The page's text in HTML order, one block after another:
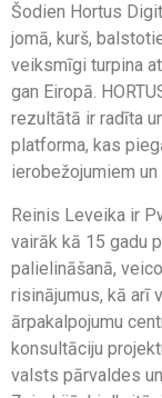
Šodien Hortus
jomā, kurš,
veiksmīgi turpina
gan Eiropā.
rezultātā ir radīta
platforma, kas
ierobežojumiem
Reinis Leveika ir
vairāk kā 15 gadu
palielināšanā,
risinājumus, kā arī
ārpakalpojumu
konsultāciju
valsts pārvaldes